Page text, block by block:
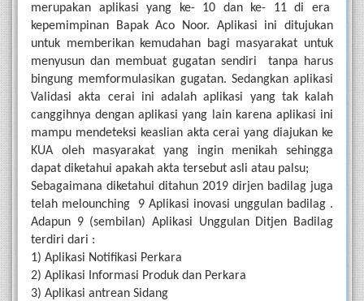
merupakan aplikasi yang ke- 10 dan ke- 11 di era
kepemimpinan Bapak Aco Noor. Aplikasi ini ditujukan
untuk memberikan kemudahan bagi masyarakat untuk
menyusun dan membuat gugatan sendiri  tanpa harus
bingung memformulasikan gugatan. Sedangkan aplikasi
Validasi akta cerai ini adalah aplikasi yang tak kalah
canggihnya dengan aplikasi yang lain karena aplikasi ini
mampu mendeteksi keaslian akta cerai yang diajukan ke
KUA oleh masyarakat yang ingin menikah sehingga
dapat diketahui apakah akta tersebut asli atau palsu;
Sebagaimana diketahui ditahun 2019 dirjen badilag juga
telah melounching  9 Aplikasi inovasi unggulan badilag .
Adapun 9 (sembilan) Aplikasi Unggulan Ditjen Badilag
terdiri dari :
1) Aplikasi Notifikasi Perkara
2) Aplikasi Informasi Produk dan Perkara
3) Aplikasi antrean Sidang